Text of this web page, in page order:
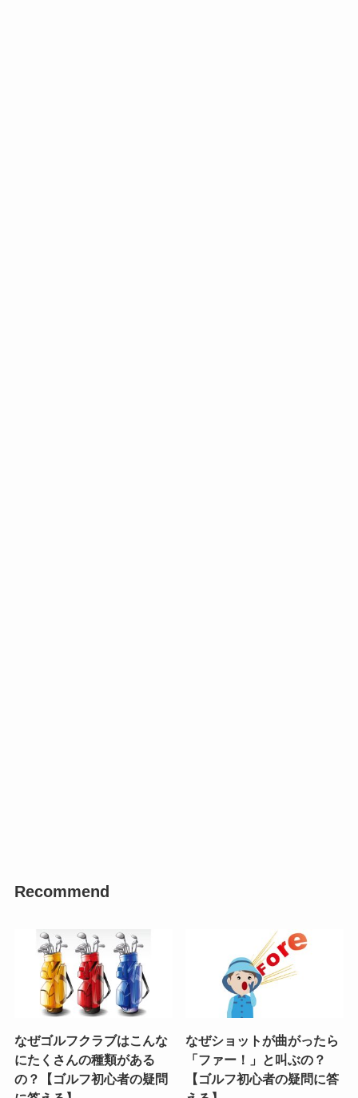
Recommend
なぜゴルフクラブはこんな
にたくさんの種類がある
の？【ゴルフ初心者の疑問
なぜショットが曲がったら
「ファー！」と叫ぶの？
【ゴルフ初心者の疑問に答